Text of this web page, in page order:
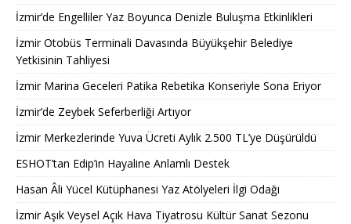
İzmir’de Engelliler Yaz Boyunca Denizle Buluşma Etkinlikleri
İzmir Otobüs Terminali Davasında Büyükşehir Belediye
Yetkisinin Tahliyesi
İzmir Marina Geceleri Patika Rebetika Konseriyle Sona Eriyor
İzmir’de Zeybek Seferberliği Artıyor
İzmir Merkezlerinde Yuva Ücreti Aylık 2.500 TL’ye Düşürüldü
ESHOT’tan Edip’in Hayaline Anlamlı Destek
Hasan Âli Yücel Kütüphanesi Yaz Atölyeleri İlgi Odağı
İzmir Aşık Veysel Açık Hava Tiyatrosu Kültür Sanat Sezonu